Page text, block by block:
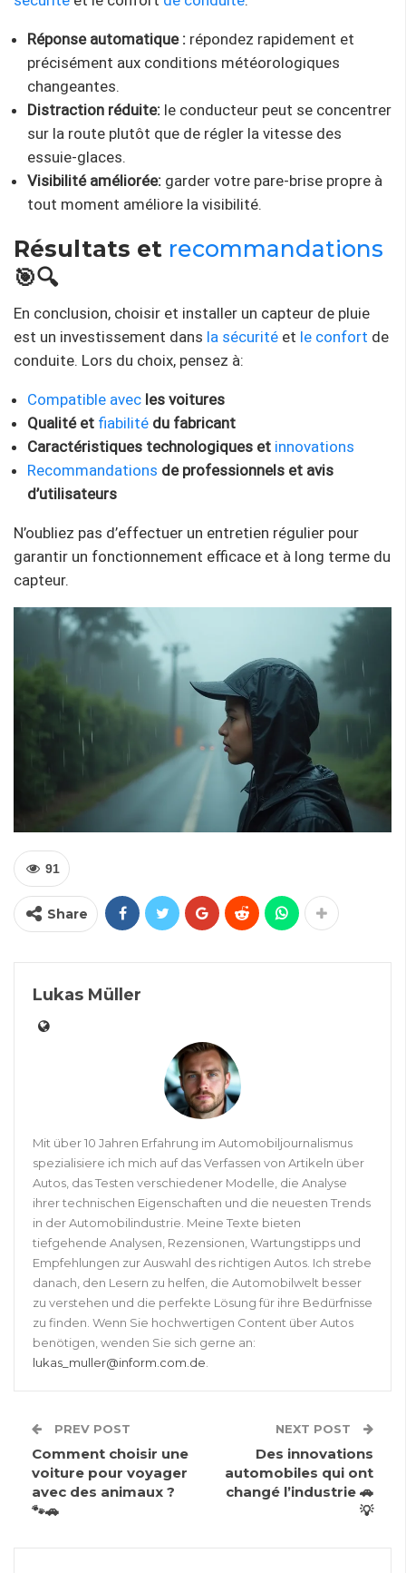
Réponse automatique : répondez rapidement et
précisément aux conditions météorologiques
changeantes.
Distraction réduite: le conducteur peut se concentrer
sur la route plutôt que de régler la vitesse des
essuie-glaces.
Visibilité améliorée: garder votre pare-brise propre à
tout moment améliore la visibilité.
Résultats et recommandations
🎯🔍
En conclusion, choisir et installer un capteur de pluie
est un investissement dans la sécurité et le confort de
conduite. Lors du choix, pensez à:
Compatible avec les voitures
Qualité et fiabilité du fabricant
Caractéristiques technologiques et innovations
Recommandations de professionnels et avis
d’utilisateurs
N’oubliez pas d’effectuer un entretien régulier pour
garantir un fonctionnement efficace et à long terme du
capteur.
91
Share
Lukas Müller
Mit über 10 Jahren Erfahrung im Automobiljournalismus
spezialisiere ich mich auf das Verfassen von Artikeln über
Autos, das Testen verschiedener Modelle, die Analyse
ihrer technischen Eigenschaften und die neuesten Trends
in der Automobilindustrie. Meine Texte bieten
tiefgehende Analysen, Rezensionen, Wartungstipps und
Empfehlungen zur Auswahl des richtigen Autos. Ich strebe
danach, den Lesern zu helfen, die Automobilwelt besser
zu verstehen und die perfekte Lösung für ihre Bedürfnisse
zu finden. Wenn Sie hochwertigen Content über Autos
benötigen, wenden Sie sich gerne an:
lukas_muller@inform.com.de.
PREV POST
Comment choisir une
voiture pour voyager
avec des animaux ?
🐾🚗
NEXT POST
Des innovations
automobiles qui ont
changé l’industrie 🚗
💡